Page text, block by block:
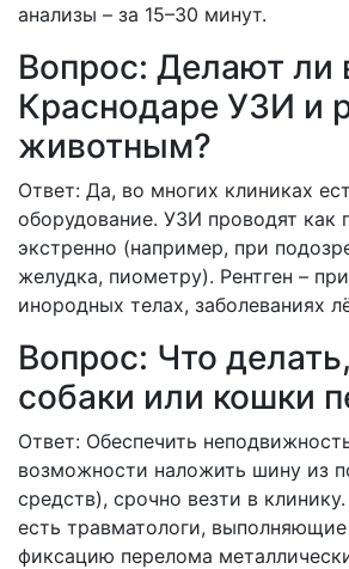
анализы – за 15–30 минут.
Вопрос: Делают ли
Краснодаре УЗИ и
животным?
Ответ: Да, во многих клиниках
оборудование. УЗИ проводят как
экстренно (например, при
желудка, пиометру). Рентген –
инородных телах, заболеваниях
Вопрос: Что
собаки или кошки
Ответ: Обеспечить
возможности наложить шину из
средств), срочно везти в
есть травматологи, выполняющие
фиксацию перелома